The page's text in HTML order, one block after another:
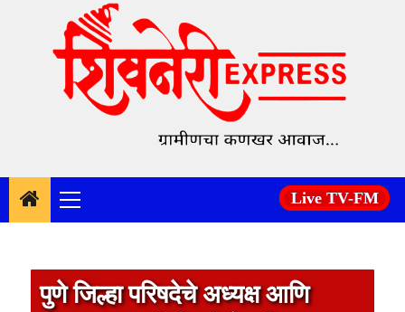
content
Primary
Menu
Live TV-FM
पुणे जिल्हा परिषदेचे अध्यक्ष आणि